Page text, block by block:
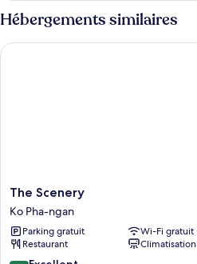
double
type
de
chambre
Bungalow
Hébergements similaires
The
Scenery
Ko
Pha-
ngan
The Scenery
Ko Pha-ngan
Parking gratuit
Wi-Fi gratuit
Restaurant
Climatisation
The Scenery